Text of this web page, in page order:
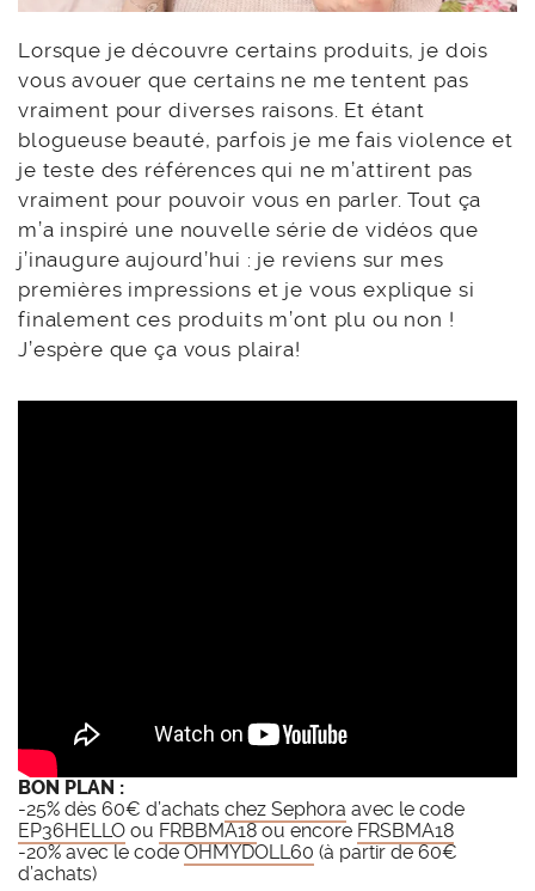
Lorsque je découvre certains produits, je dois
vous avouer que certains ne me tentent pas
vraiment pour diverses raisons. Et étant
blogueuse beauté, parfois je me fais violence et
je teste des références qui ne m’attirent pas
vraiment pour pouvoir vous en parler. Tout ça
m’a inspiré une nouvelle série de vidéos que
j’inaugure aujourd’hui : je reviens sur mes
premières impressions et je vous explique si
finalement ces produits m’ont plu ou non !
J’espère que ça vous plaira!
BON PLAN :
-25% dès 60€ d’achats chez Sephora avec le code
EP36HELLO ou FRBBMA18ou encore FRSBMA18
-20% avec le codeOHMYDOLL60 (à partir de 60€
d’achats)